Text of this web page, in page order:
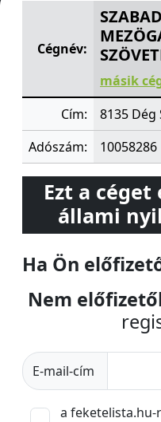
SZABADSÁG
Cégnév:
másik
Cím:
8135 Dég
Adószám:
10058286
Ezt a
állami
Ha Ön
Nem
E-mail-cím
a